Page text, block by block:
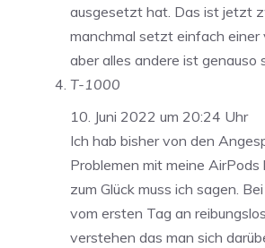
ausgesetzt hat. Das ist jetzt
manchmal setzt einfach einer
aber alles andere ist genauso
T-1000
10. Juni 2022 um 20:24 Uhr
Ich hab bisher von den
Problemen mit meine AirPods
zum Glück muss ich sagen.
vom ersten Tag an
verstehen das man sich